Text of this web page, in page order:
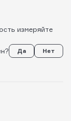
измеряйте
Да Нет